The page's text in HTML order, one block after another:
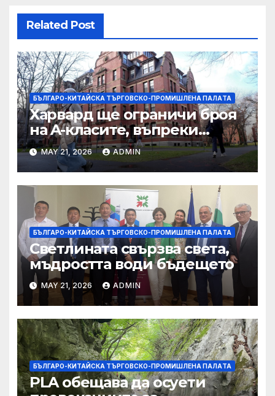
Related Post
БЪЛГАРО-КИТАЙСКА ТЪРГОВСКО-ПРОМИШЛЕНА ПАЛAТА
Харвард ще ограничи броя
на A-класите, въпреки
силната съпротива на
студентите
MAY 21, 2026 ADMIN
БЪЛГАРО-КИТАЙСКА ТЪРГОВСКО-ПРОМИШЛЕНА ПАЛAТА
Светлината свързва света,
мъдростта води бъдещето
MAY 21, 2026 ADMIN
БЪЛГАРО-КИТАЙСКА ТЪРГОВСКО-ПРОМИШЛЕНА ПАЛAТА
PLA обещава да осуети